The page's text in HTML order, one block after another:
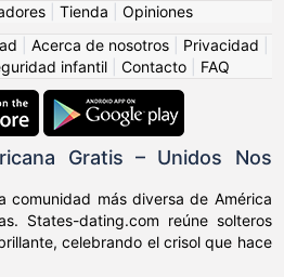
Tienda
Opiniones
Acerca de nosotros Privacidad
infantil Contacto FAQ
Gratis – Unidos Nos
comunidad más diversa de América
States-dating.com reúne solteros
celebrando el crisol que hace